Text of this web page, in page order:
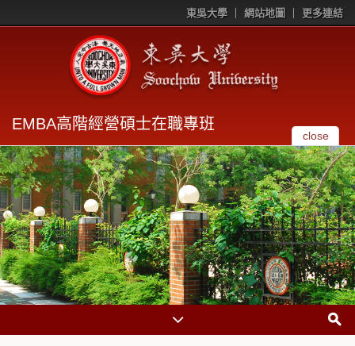
東吳大學 網站地圖 更多連結
EMBA高階經營碩士在職專班
close